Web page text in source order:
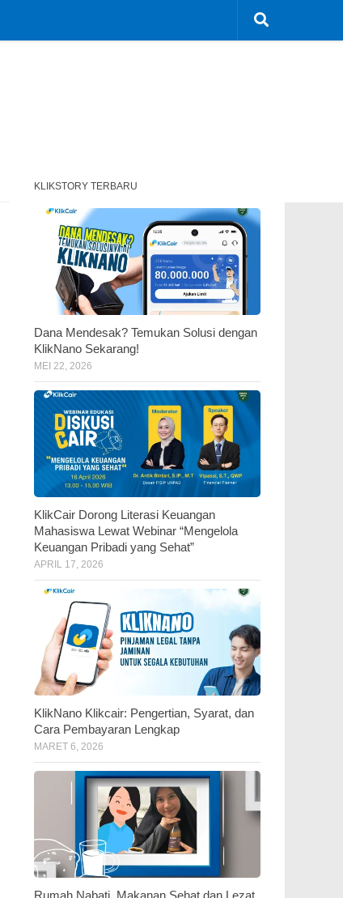
KLIKSTORY TERBARU
Dana Mendesak? Temukan Solusi dengan
KlikNano Sekarang!
MEI 22, 2026
KlikCair Dorong Literasi Keuangan
Mahasiswa Lewat Webinar “Mengelola
Keuangan Pribadi yang Sehat”
APRIL 17, 2026
KlikNano Klikcair: Pengertian, Syarat, dan
Cara Pembayaran Lengkap
MARET 6, 2026
Rumah Nabati, Makanan Sehat dan Lezat